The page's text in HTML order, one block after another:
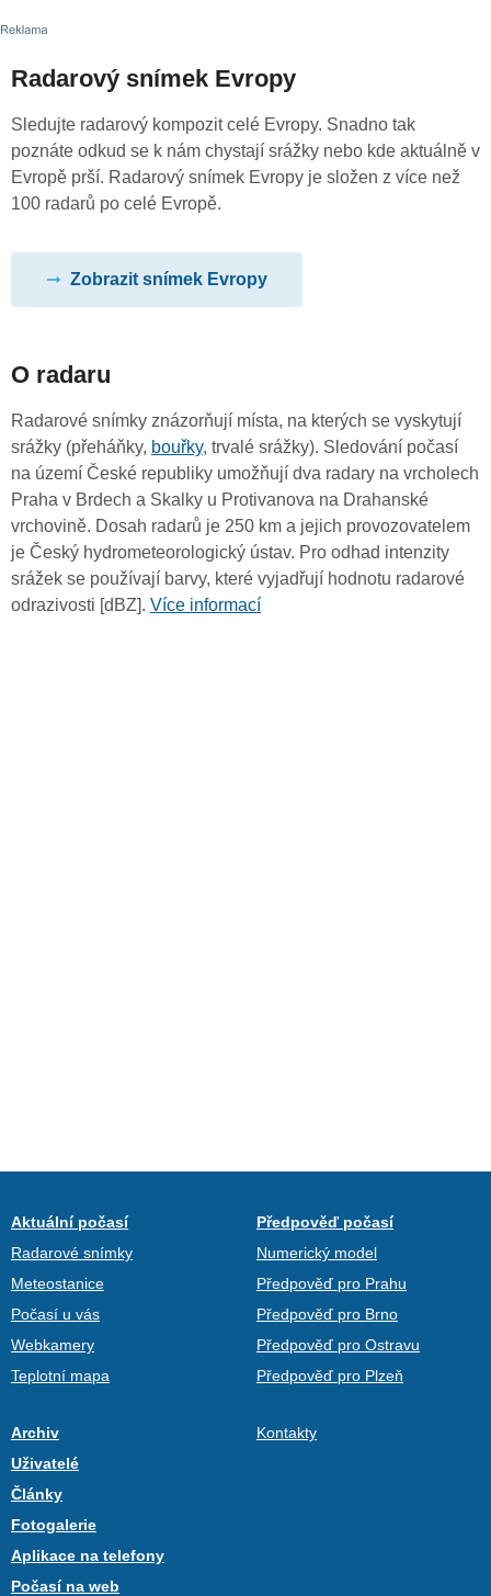
Radarový snímek Evropy
Sledujte radarový kompozit celé Evropy. Snadno tak
poznáte odkud se k nám chystají srážky nebo kde aktuálně v
Evropě prší. Radarový snímek Evropy je složen z více než
100 radarů po celé Evropě.
Zobrazit snímek Evropy
O radaru
Radarové snímky znázorňují místa, na kterých se vyskytují
srážky (přeháňky, bouřky, trvalé srážky). Sledování počasí
na území České republiky umožňují dva radary na vrcholech
Praha v Brdech a Skalky u Protivanova na Drahanské
vrchovině. Dosah radarů je 250 km a jejich provozovatelem
je Český hydrometeorologický ústav. Pro odhad intenzity
srážek se používají barvy, které vyjadřují hodnotu radarové
odrazivosti [dBZ]. Více informací
Aktuální počasí
Radarové snímky
Meteostanice
Počasí u vás
Webkamery
Teplotní mapa
Předpověď počasí
Numerický model
Předpověď pro Prahu
Předpověď pro Brno
Předpověď pro Ostravu
Předpověď pro Plzeň
Archiv
Uživatelé
Články
Fotogalerie
Aplikace na telefony
Počasí na web
Kontakty